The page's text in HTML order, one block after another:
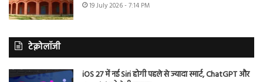
19 July 2026 - 7:14 PM
टेक्नोलॉजी
iOS 27 में नई Siri होगी पहले से ज्यादा स्मार्ट, ChatGPT और